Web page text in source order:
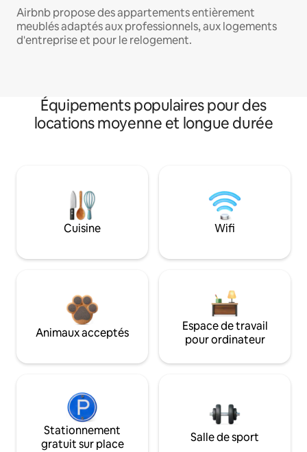
Airbnb propose des appartements entièrement
meublés adaptés aux professionnels, aux logements
d'entreprise et pour le relogement.
Équipements populaires pour des
locations moyenne et longue durée
Cuisine Wifi
Animaux acceptés
Espace de travail
pour ordinateur
Stationnement
gratuit sur place
Salle de sport